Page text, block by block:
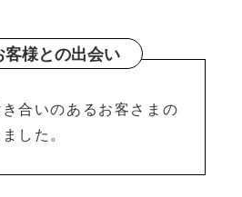
客様との出会い
合いのあるお客さまの
した。